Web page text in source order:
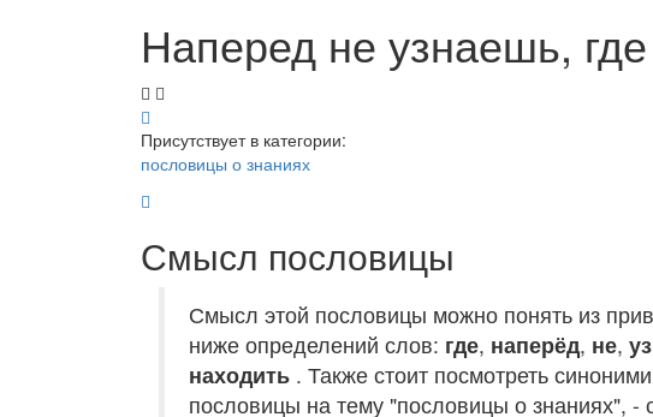
Наперед не узнаешь,
Присутствует в категории:
пословицы о знаниях
Смысл пословицы
Смысл этой пословицы можно понять из
ниже определений слов: где, наперёд, не,
находить . Также стоит посмотреть
пословицы на тему "пословицы о знаниях", -